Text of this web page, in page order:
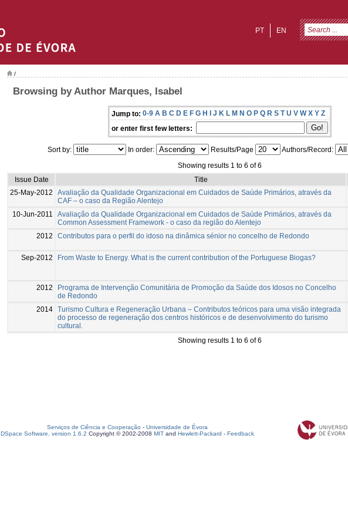
EN
PT
/
Browsing by Author Marques, Isabel
Jump to: 0-9 A B C D E F G H I J K L M N O P Q R S T U V W X Y Z
or enter first few letters:
Sort by: In order: Results/Page
Authors/Record:
Showing results 1 to 6 of 6
Issue Date
Title
25-May-2012
Avaliação da Qualidade Organizacional em Cuidados de Saúde Primários, através da
CAF – o caso da Região Alentejo
10-Jun-2011
Avaliação da Qualidade Organizacional em Cuidados de Saúde Primários, através da
Common Assessment Framework - o caso da região do Alentejo
2012
Contributos para o perfil do idoso na dinâmica sénior no concelho de Redondo
Sep-2012
From Waste to Energy. What is the current contribution of the Portuguese Biogas?
2012
Programa de Intervenção Comunitária de Promoção da Saúde dos Idosos no Concelho
de Redondo
2014 Turismo Cultura e Regeneração Urbana – Contributos teóricos para uma visão integrada
do processo de regeneração dos centros históricos e de desenvolvimento do turismo
cultural.
Showing results 1 to 6 of 6
Serviços de Ciência e Cooperação - Universidade de Évora
DSpace Software, version 1.6.2 Copyright © 2002-2008 MIT and Hewlett-Packard - Feedback